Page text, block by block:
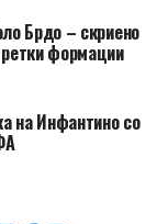
Брдо – скриено
формации
на Инфантино со